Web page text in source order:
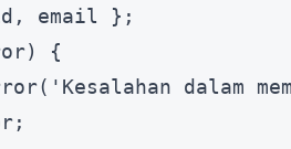
email };
{
dalam